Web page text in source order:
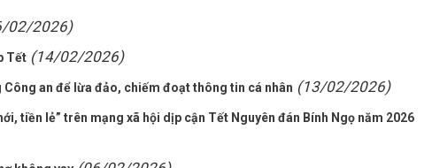
02/2026)
Tết (14/02/2026)
an để lừa đảo, chiếm đoạt thông tin cá nhân (13/02/2026)
tiền lẻ” trên mạng xã hội dịp cận Tết Nguyên đán Bính Ngọ năm 2026